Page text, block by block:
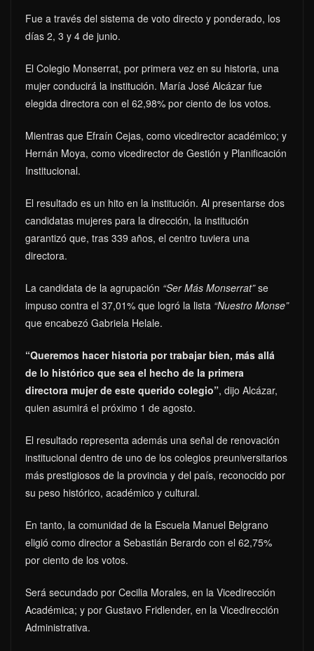
Fue a través del sistema de voto directo y ponderado, los
días 2, 3 y 4 de junio.
El Colegio Monserrat, por primera vez en su historia, una
mujer conducirá la institución. María José Alcázar fue
elegida directora con el 62,98% por ciento de los votos.
Mientras que Efraín Cejas, como vicedirector académico; y
Hernán Moya, como vicedirector de Gestión y Planificación
Institucional.
El resultado es un hito en la institución. Al presentarse dos
candidatas mujeres para la dirección, la institución
garantizó que, tras 339 años, el centro tuviera una
directora.
La candidata de la agrupación “Ser Más Monserrat”se
impuso contra el 37,01% que logró la lista “Nuestro Monse”
que encabezó Gabriela Helale.
“Queremos hacer historia por trabajar bien, más allá
de lo histórico que sea el hecho de la primera
directora mujer de este querido colegio”, dijo Alcázar,
quien asumirá el próximo 1 de agosto.
El resultado representa además una señal de renovación
institucional dentro de uno de los colegios preuniversitarios
más prestigiosos de la provincia y del país, reconocido por
su peso histórico, académico y cultural.
En tanto, la comunidad de la Escuela Manuel Belgrano
eligió como director a Sebastián Berardo con el 62,75%
por ciento de los votos.
Será secundado por Cecilia Morales, en la Vicedirección
Académica; y por Gustavo Fridlender, en la Vicedirección
Administrativa.